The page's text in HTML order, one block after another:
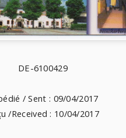
DE-6100429
/ Sent : 09/04/2017
/Received : 10/04/2017